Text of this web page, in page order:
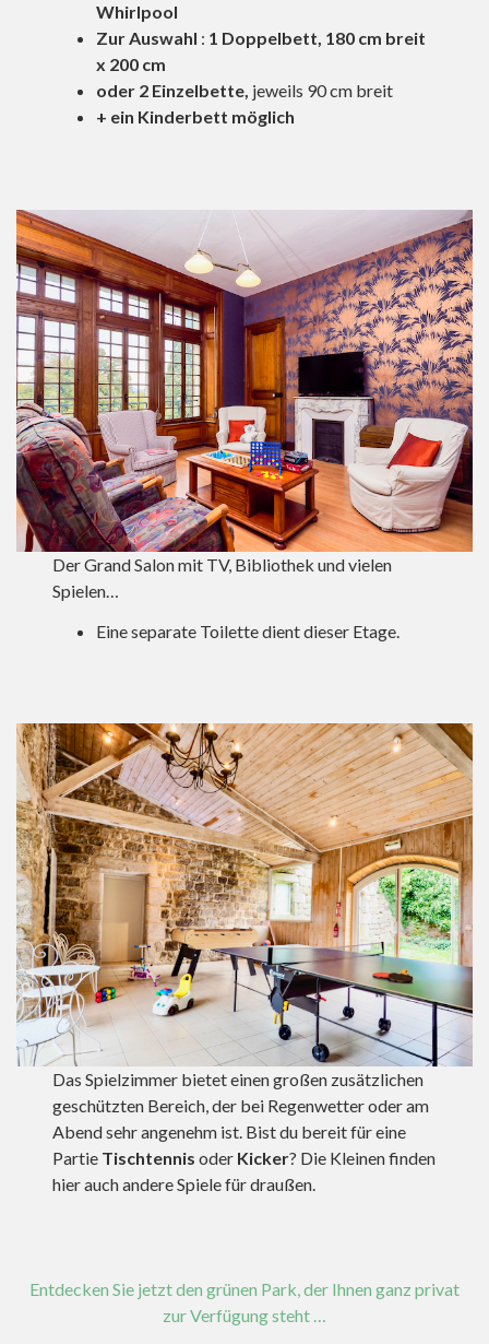
Whirlpool
Zur Auswahl : 1 Doppelbett, 180 cm breit
x 200 cm
oder 2 Einzelbette, jeweils 90 cm breit
+ ein Kinderbett möglich
Der Grand Salon mit TV, Bibliothek und vielen
Spielen…
Eine separate Toilette dient dieser Etage.
Das Spielzimmer bietet einen großen zusätzlichen
geschützten Bereich, der bei Regenwetter oder am
Abend sehr angenehm ist. Bist du bereit für eine
Partie Tischtennis oder Kicker? Die Kleinen finden
hier auch andere Spiele für draußen.
Entdecken Sie jetzt den grünen Park, der Ihnen ganz privat
zur Verfügung steht …